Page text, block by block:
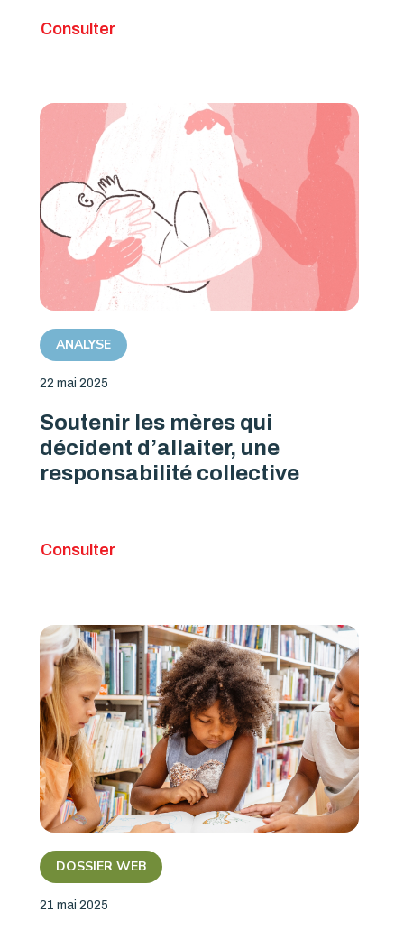
Consulter
ANALYSE
22 mai 2025
Soutenir les mères qui
décident d’allaiter, une
responsabilité collective
Consulter
DOSSIER WEB
21 mai 2025